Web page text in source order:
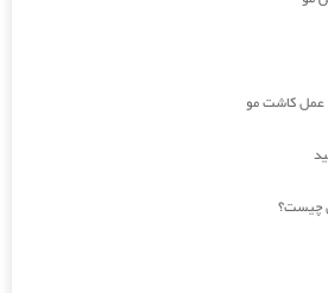
عمل کاشت مو
چیست؟